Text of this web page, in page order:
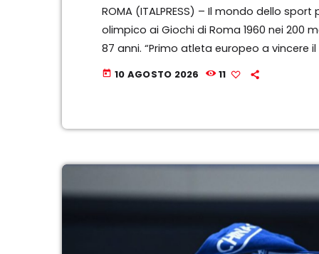
ROMA (ITALPRESS) – Il mondo dello
olimpico ai Giochi di Roma 1960 nei 200
87 anni. “Primo atleta europeo a vincere
– Berruti è stato primatista mondiale della
today 10 AGOSTO 2026 11